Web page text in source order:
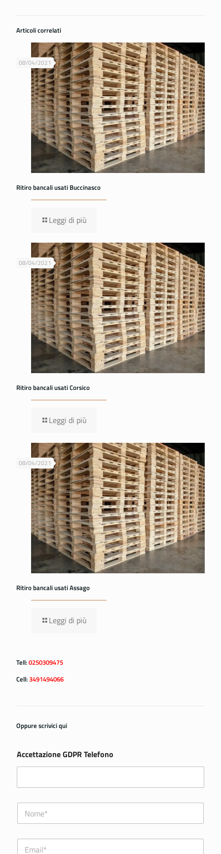
Articoli correlati
08/04/2021
Ritiro bancali usati Buccinasco
Leggi di più
08/04/2021
Ritiro bancali usati Corsico
Leggi di più
08/04/2021
Ritiro bancali usati Assago
Leggi di più
Tell:0250309475
Cell:3491494066
Oppure scrivici qui
Accettazione GDPR Telefono
N
m
E